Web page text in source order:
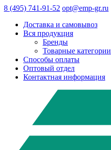
8 (495) 741-91-52 opt@emp-gr.ru
Доставка и самовывоз
Вся продукция
Бренды
Товарные категории
Способы оплаты
Оптовый отдел
Контактная информация